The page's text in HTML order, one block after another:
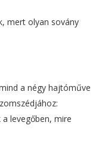
mert olyan sovány
a négy hajtóműve
levegőben, mire